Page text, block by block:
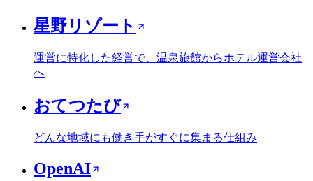
星野リゾート
運営に特化した経営で、温泉旅館からホテル運営会社
へ
おてつたび
どんな地域にも働き手がすぐに集まる仕組み
OpenAI